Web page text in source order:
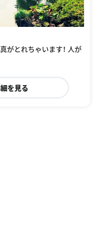
がとれちゃいます！ 人が
を見る